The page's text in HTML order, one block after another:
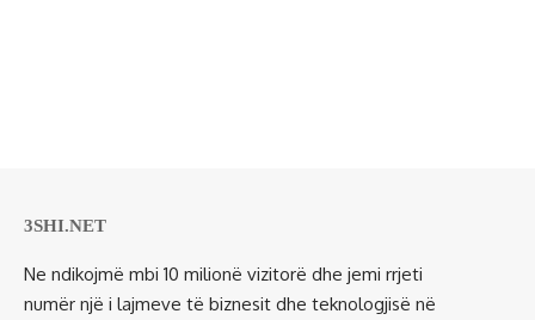
3SHI.NET
Ne ndikojmë mbi 10 milionë vizitorë dhe jemi rrjeti
numër një i lajmeve të biznesit dhe teknologjisë në